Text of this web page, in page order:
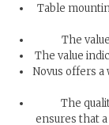
Table
The
The value
Novus offers
The
ensures that